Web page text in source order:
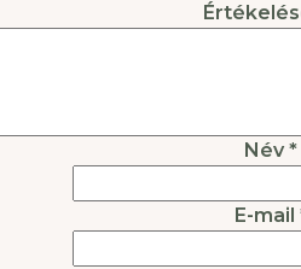
Név *
E-mail